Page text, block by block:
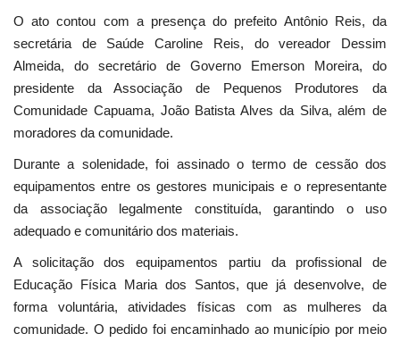
O ato contou com a presença do prefeito Antônio Reis, da
secretária de Saúde Caroline Reis, do vereador Dessim
Almeida, do secretário de Governo Emerson Moreira, do
presidente da Associação de Pequenos Produtores da
Comunidade Capuama, João Batista Alves da Silva, além de
moradores da comunidade.
Durante a solenidade, foi assinado o termo de cessão dos
equipamentos entre os gestores municipais e o representante
da associação legalmente constituída, garantindo o uso
adequado e comunitário dos materiais.
A solicitação dos equipamentos partiu da profissional de
Educação Física Maria dos Santos, que já desenvolve, de
forma voluntária, atividades físicas com as mulheres da
comunidade. O pedido foi encaminhado ao município por meio